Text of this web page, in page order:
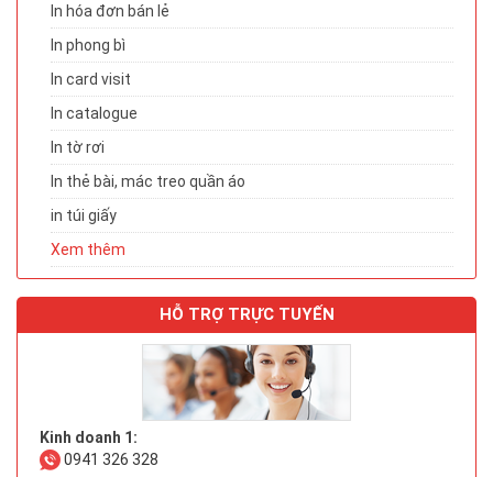
In hóa đơn bán lẻ
In phong bì
In card visit
In catalogue
In tờ rơi
In thẻ bài, mác treo quần áo
in túi giấy
Xem thêm
HỖ TRỢ TRỰC TUYẾN
Kinh doanh 1:
0941 326 328